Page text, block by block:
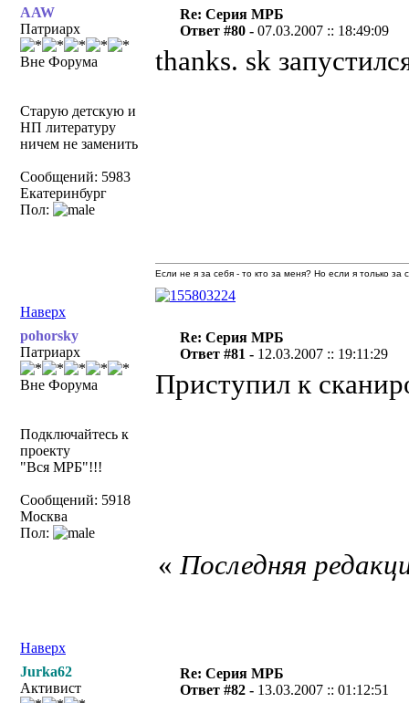
AAW
Патриарх
Вне Форума
Старую детскую и
НП литературу
ничем не заменить
Сообщений: 5983
Екатеринбург
Пол:
Re: Серия МРБ
Ответ #80 -07.03.2007 :: 18:49:09
thanks. sk
Наверх
Если не я за себя - то кто за меня? Но если я только
pohorsky
Патриарх
Вне Форума
Подключайтесь к
проекту
"Вся МРБ"!!!
Сообщений: 5918
Москва
Пол:
Re: Серия МРБ
Ответ #81 - 12.03.2007 :: 19:11:29
Приступил к
Наверх
«Последняя
Jurka62
Активист
Re: Серия МРБ
Ответ #82 - 13.03.2007 :: 01:12:51